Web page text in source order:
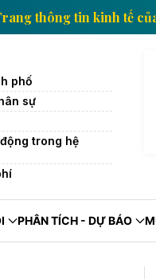
Trang thông
phố
sự
trong hệ
PHÂN TÍCH - DỰ BÁO